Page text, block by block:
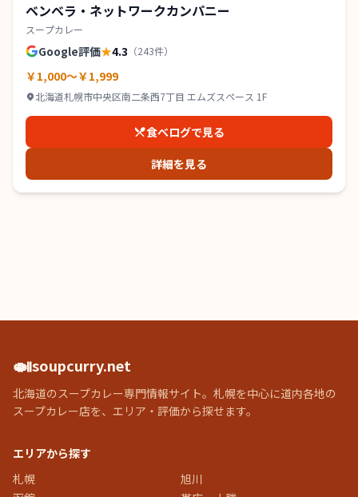
ベンベラ・ネットワークカンパニー
スープカレー
Google評価★4.3 （243件）
￥1,000～￥1,999
北海道札幌市中央区南二条西7丁目 エムズスペース 1F
食べログで見る
詳細を見る
🍛soupcurry.net
北海道のスープカレー専門情報サイト。札幌を中心に道内各地の
スープカレー店を、エリア・評価から探せます。
エリアから探す
札幌
旭川